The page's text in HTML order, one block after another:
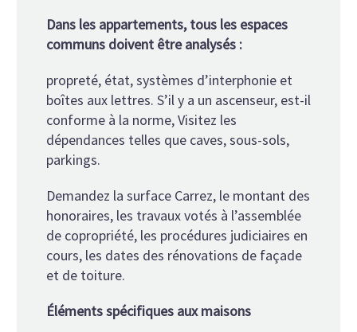
Dans les appartements, tous les espaces
communs doivent être analysés :
propreté, état, systèmes d’interphonie et
boîtes aux lettres. S’il y a un ascenseur, est-il
conforme à la norme, Visitez les
dépendances telles que caves, sous-sols,
parkings.
Demandez la surface Carrez, le montant des
honoraires, les travaux votés à l’assemblée
de copropriété, les procédures judiciaires en
cours, les dates des rénovations de façade
et de toiture.
Éléments spécifiques aux maisons